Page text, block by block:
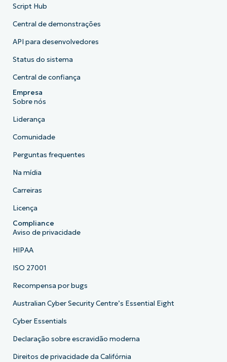
Script Hub
Central de demonstrações
API para desenvolvedores
Status do sistema
Central de confiança
Empresa
Sobre nós
Liderança
Comunidade
Perguntas frequentes
Na mídia
Carreiras
Licença
Compliance
Aviso de privacidade
HIPAA
ISO 27001
Recompensa por bugs
Australian Cyber Security Centre’s Essential Eight
Cyber Essentials
Declaração sobre escravidão moderna
Direitos de privacidade da Califórnia